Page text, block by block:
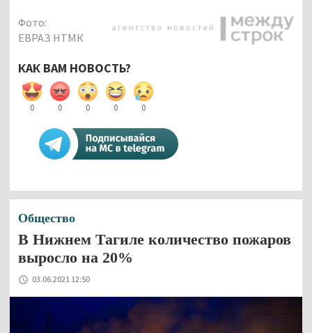
Фото:
ЕВРАЗ НТМК
КАК ВАМ НОВОСТЬ?
0 0 0 0 0
Общество
В Нижнем Тагиле количество пожаров
выросло на 20%
03.06.2021 12:50